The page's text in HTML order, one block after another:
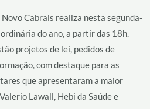
Cabrais realiza nesta segunda-
do ano, a partir das 18h.
projetos de lei, pedidos de
com destaque para as
que apresentaram a maior
Lawall, Hebi da Saúde e